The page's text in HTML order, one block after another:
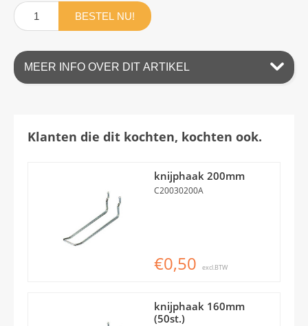
BESTEL NU!
MEER INFO OVER DIT ARTIKEL
Klanten die dit kochten, kochten ook.
knijphaak 200mm
C20030200A
€0,50 excl.BTW
knijphaak 160mm
(50st.)